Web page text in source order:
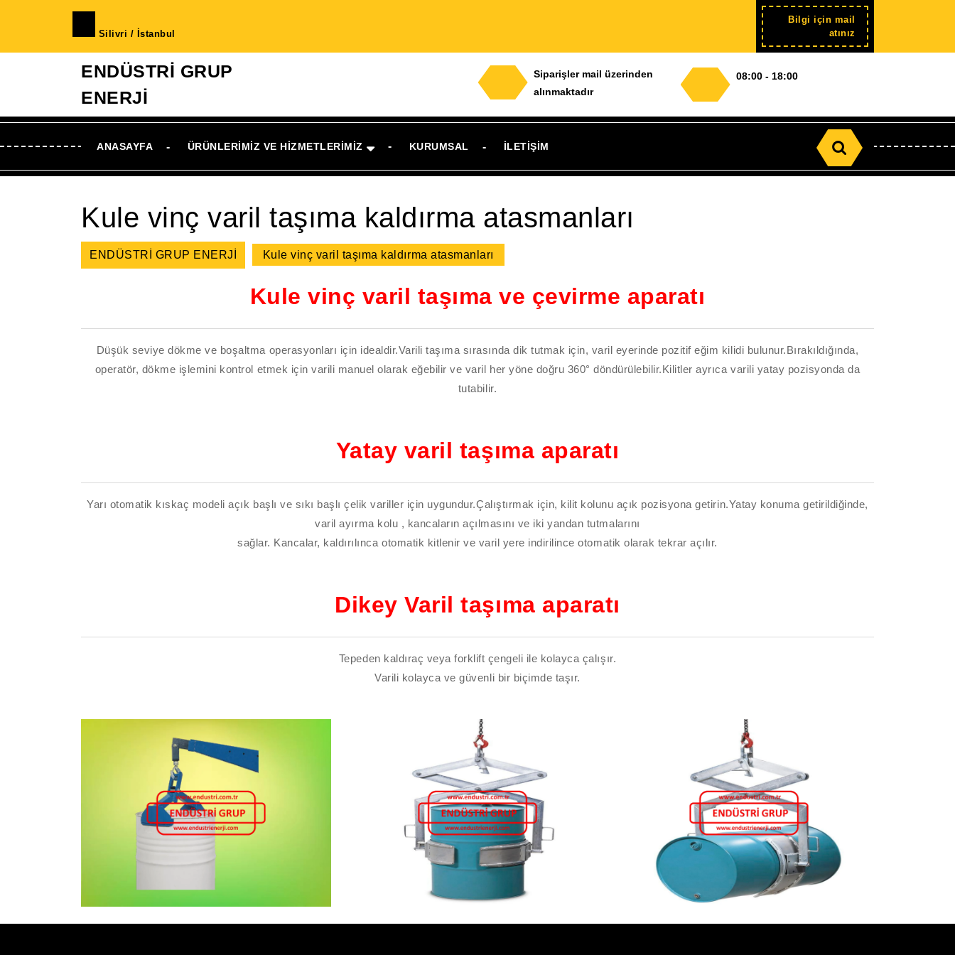
Silivri / İstanbul
Bilgi için mail
atınız Şimdi
kayıt
ENDÜSTRİ GRUP
ENERJİ
Siparişler mail üzerinden
alınmaktadır
08:00 - 18:00
ANASAYFA ÜRÜNLERIMIZ VE HIZMETLERIMIZ KURUMSAL İLETIŞIM
Search
for:
Kule vinç varil taşıma kaldırma atasmanları
ENDÜSTRİ GRUP ENERJİ Kule vinç varil taşıma kaldırma atasmanları
Kule vinç varil taşıma ve çevirme aparatı
Düşük seviye dökme ve boşaltma operasyonları için idealdir.Varili taşıma sırasında dik tutmak için, varil eyerinde pozitif eğim kilidi bulunur.Bırakıldığında,
operatör, dökme işlemini kontrol etmek için varili manuel olarak eğebilir ve varil her yöne doğru 360° döndürülebilir.Kilitler ayrıca varili yatay pozisyonda da
tutabilir.
Yatay varil taşıma aparatı
Yarı otomatik kıskaç modeli açık başlı ve sıkı başlı çelik variller için uygundur.Çalıştırmak için, kilit kolunu açık pozisyona getirin.Yatay konuma getirildiğinde,
varil ayırma kolu , kancaların açılmasını ve iki yandan tutmalarını
sağlar. Kancalar, kaldırılınca otomatik kitlenir ve varil yere indirilince otomatik olarak tekrar açılır.
Dikey Varil taşıma aparatı
Tepeden kaldıraç veya forklift çengeli ile kolayca çalışır.
Varili kolayca ve güvenli bir biçimde taşır.